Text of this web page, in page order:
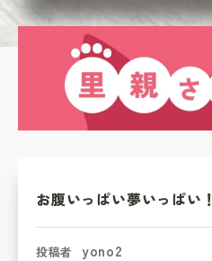
お腹いっぱい夢いっぱい！
投稿者 yono2